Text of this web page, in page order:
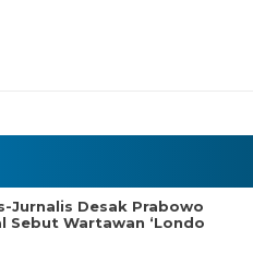
Jurnalis Desak Prabowo
Sebut Wartawan ‘Londo